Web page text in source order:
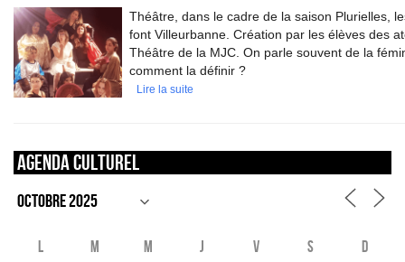
Théâtre, dans le cadre de la saison Plurielles,
font Villeurbanne. Création par les élèves des
Théâtre de la MJC. On parle souvent de la
comment la définir ?
Lire la suite
Agenda culturel
L M M J V S D